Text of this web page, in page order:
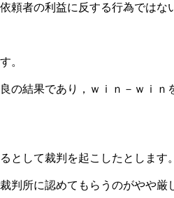
頼者の利益に反する行為ではな
。
の結果であり，ｗｉｎ－ｗｉ
として裁判を起こしたとします。
判所に認めてもらうのがやや